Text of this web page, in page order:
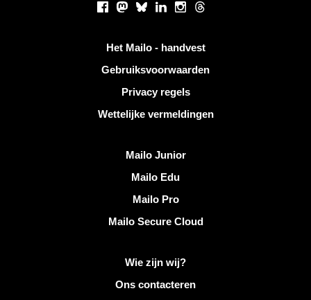
Facebook
Mastodon
BlueskyLinkedInInstagram
Threads
Het Mailo - handvest
Gebruiksvoorwaarden
Privacy regels
Wettelijke vermeldingen
Mailo Junior
Mailo Edu
Mailo Pro
Mailo Secure Cloud
Meer informatie over MailoWie zijn wij?
Ons contacteren